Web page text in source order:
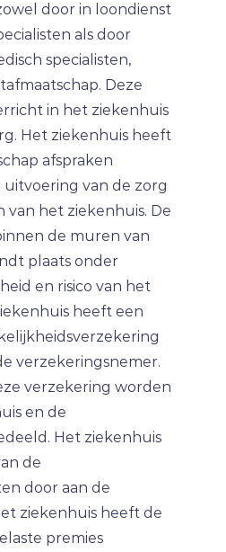
door in loondienst
als door
specialisten,
Deze
in het ziekenhuis
Het ziekenhuis heeft
afspraken
van de zorg
van het ziekenhuis. De
de muren van
plaats onder
en risico van het
heeft een
verzekeringsnemer.
verzekering worden
en de
Het ziekenhuis
de
door aan de
ziekenhuis heeft de
premies